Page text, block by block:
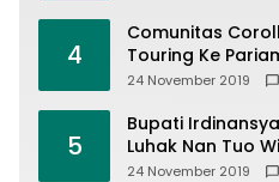
4
Comunitas
Touring Ke
24 November 2019
5
Bupati
Luhak Nan Tuo
Offroad 2019
24 November 2019